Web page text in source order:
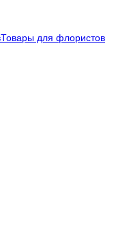
Товары для флористов